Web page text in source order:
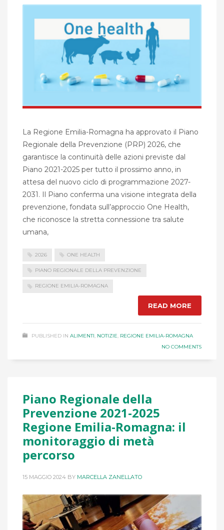
La Regione Emilia-Romagna ha approvato il Piano
Regionale della Prevenzione (PRP) 2026, che
garantisce la continuità delle azioni previste dal
Piano 2021-2025 per tutto il prossimo anno, in
attesa del nuovo ciclo di programmazione 2027-
2031. Il Piano conferma una visione integrata della
prevenzione, fondata sull’approccio One Health,
che riconosce la stretta connessione tra salute
umana,
2026 ONE HEALTH
PIANO REGIONALE DELLA PREVENZIONE
REGIONE EMILIA-ROMAGNA
READ MORE
PUBLISHED IN ALIMENTI, NOTIZIE, REGIONE EMILIA-ROMAGNA
NO COMMENTS
Piano Regionale della
Prevenzione 2021-2025
Regione Emilia-Romagna: il
monitoraggio di metà
percorso
15 MAGGIO 2024 BY MARCELLA ZANELLATO